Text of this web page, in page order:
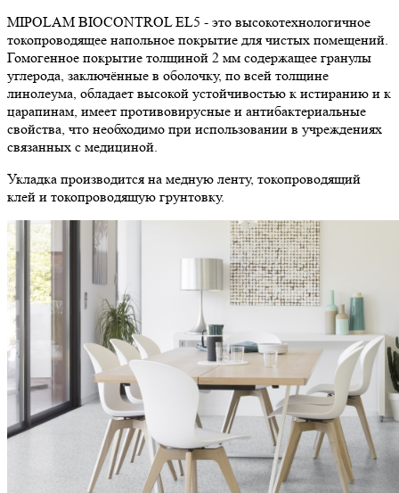
MIPOLAM BIOCONTROL EL5 - это высокотехнологичное
токопроводящее напольное покрытие для чистых помещений.
Гомогенное покрытие толщиной 2 мм содержащее гранулы
углерода, заключённые в оболочку, по всей толщине
линолеума, обладает высокой устойчивостью к истиранию и к
царапинам, имеет противовирусные и антибактериальные
свойства, что необходимо при использовании в учреждениях
связанных с медициной.
Укладка производится на медную ленту, токопроводящий
клей и токопроводящую грунтовку.